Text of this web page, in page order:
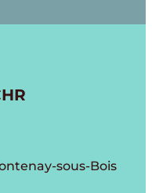
sous-Bois